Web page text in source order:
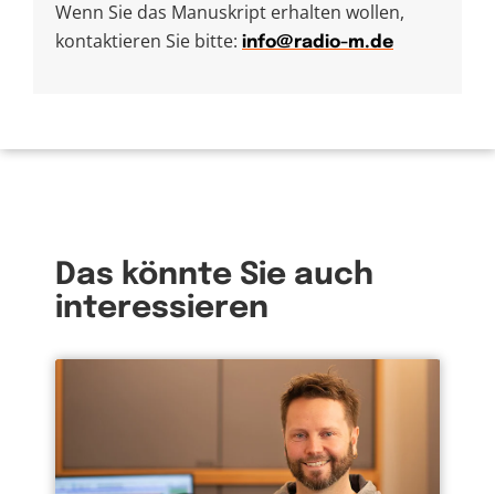
Wenn Sie das Manuskript erhalten wollen,
kontaktieren Sie bitte: info@radio-m.de
Das könnte Sie auch
interessieren